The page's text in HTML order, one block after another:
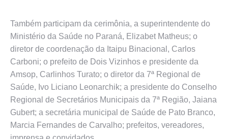
Também participam da cerimônia, a superintendente do
Ministério da Saúde no Paraná, Elizabet Matheus; o
diretor de coordenação da Itaipu Binacional, Carlos
Carboni; o prefeito de Dois Vizinhos e presidente da
Amsop, Carlinhos Turato; o diretor da 7ª Regional de
Saúde, Ivo Liciano Leonarchik; a presidente do Conselho
Regional de Secretários Municipais da 7ª Região, Jaiana
Gubert; a secretária municipal de Saúde de Pato Branco,
Marcia Fernandes de Carvalho; prefeitos, vereadores,